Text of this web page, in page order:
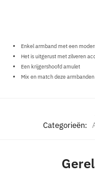
Enkel armband met een
Het is uitgerust met zilveren
Een krijgershoofd amulet
Mix en match deze armbanden
Categorieën: